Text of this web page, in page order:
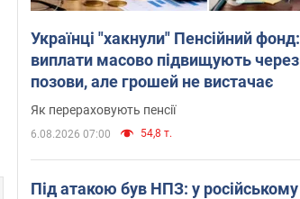
Українці "хакнули" Пенсійний фонд:
виплати масово підвищують через
позови, але грошей не вистачає
Як перераховують пенсії
6.08.2026 07:00 54,8 т.
Під атакою був НПЗ: у російському